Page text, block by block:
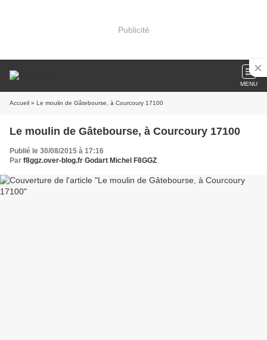
Publicité
MENU
Accueil » Le moulin de Gâtebourse, à Courcoury 17100
Le moulin de Gâtebourse, à Courcoury 17100
Publié le 30/08/2015 à 17:16
Par f8ggz.over-blog.fr Godart Michel F8GGZ